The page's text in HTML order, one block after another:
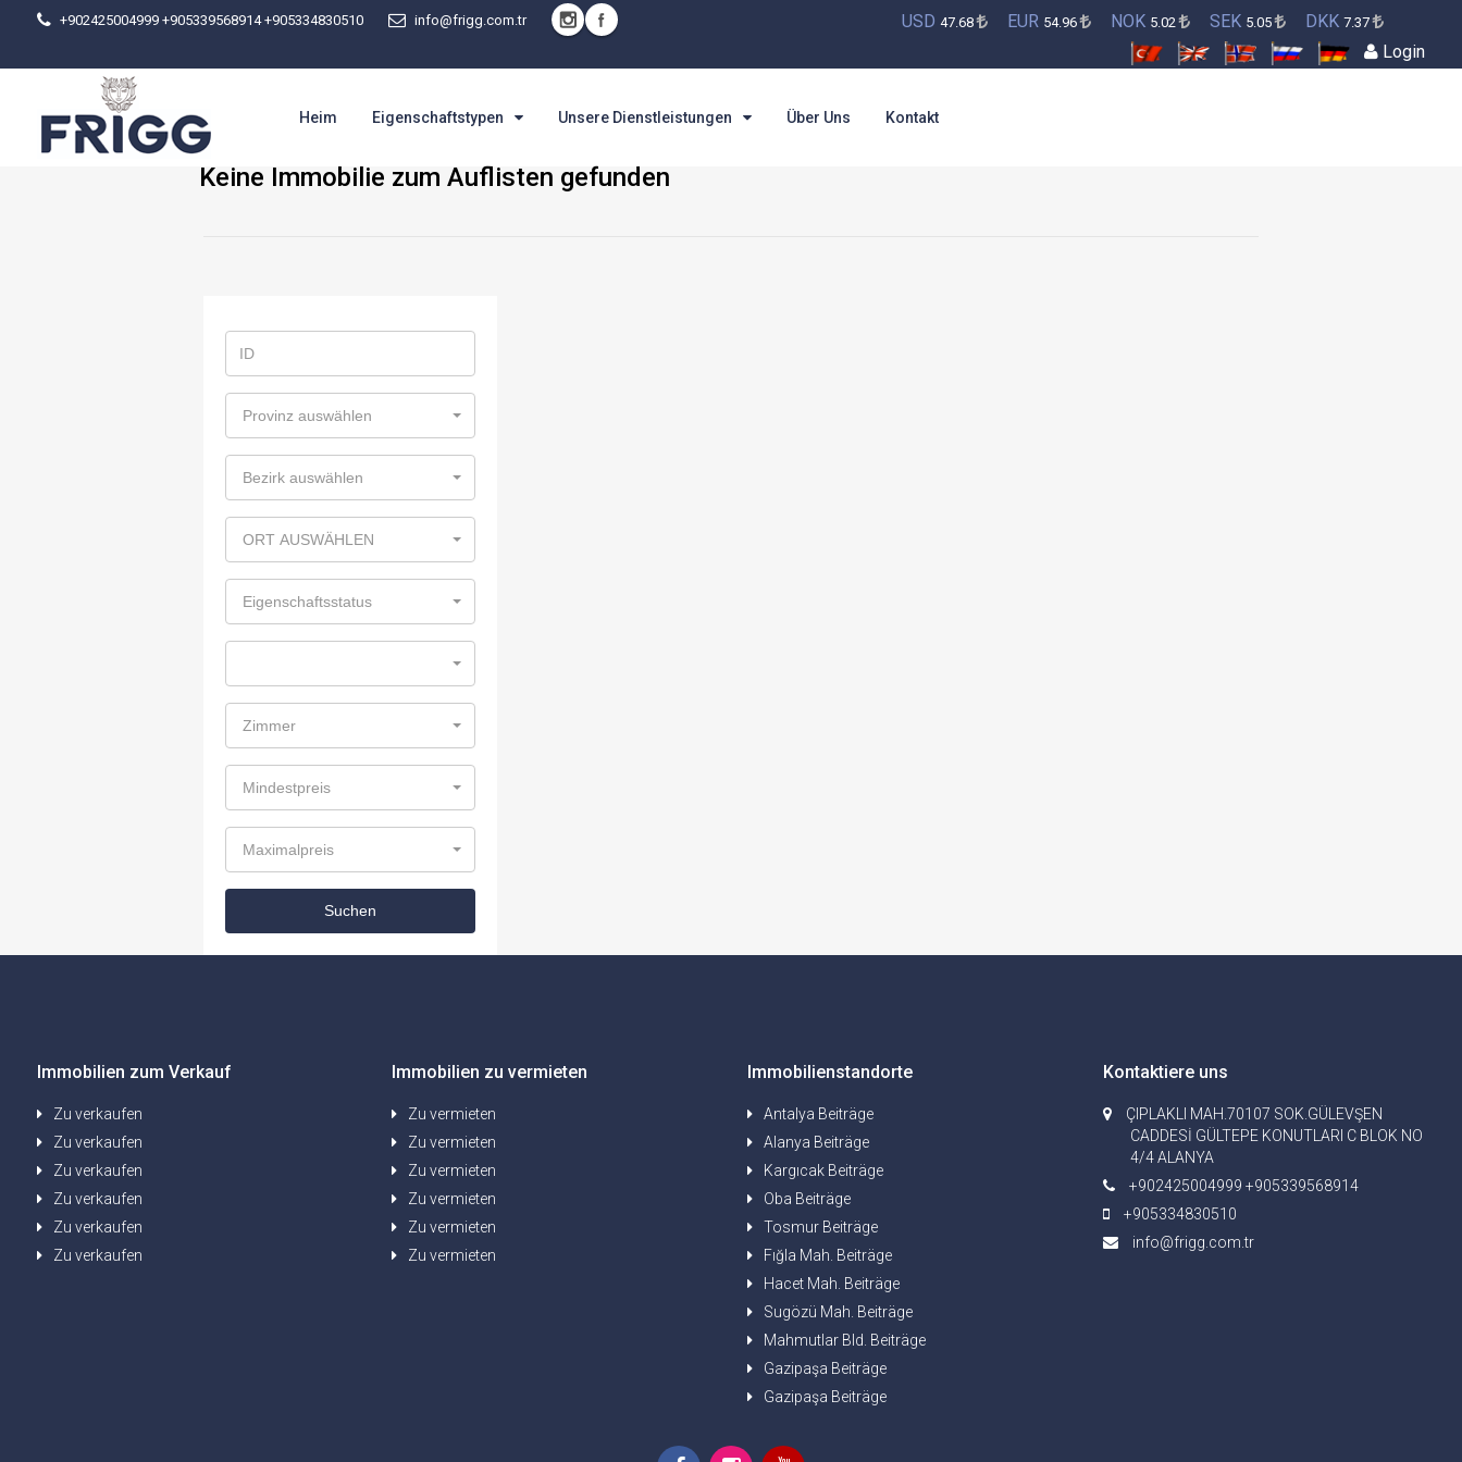
+902425004999 +905339568914 +905334830510 info@frigg.com.tr USD47.68 EUR 54.96 NOK 5.02 SEK 5.05 DKK7.37
Login
Heim Eigenschaftstypen Unsere Dienstleistungen Über Uns Kontakt
Keine Immobilie zum Auflisten gefunden
Provinz auswählen
Bezirk auswählen
ORT AUSWÄHLEN
Eigenschaftsstatus
Zimmer
Mindestpreis
Maximalpreis
Suchen
Immobilien zum Verkauf
Zu verkaufen
Zu verkaufen
Zu verkaufen
Zu verkaufen
Zu verkaufen
Zu verkaufen
Immobilien zu vermieten
Zu vermieten
Zu vermieten
Zu vermieten
Zu vermieten
Zu vermieten
Zu vermieten
Immobilienstandorte
Antalya Beiträge
Alanya Beiträge
Kargıcak Beiträge
Oba Beiträge
Tosmur Beiträge
Fığla Mah. Beiträge
Hacet Mah. Beiträge
Sugözü Mah. Beiträge
Mahmutlar Bld. Beiträge
Gazipaşa Beiträge
Gazipaşa Beiträge
Kontaktiere uns
ÇIPLAKLI MAH.70107 SOK.GÜLEVŞEN
CADDESİ GÜLTEPE KONUTLARI C BLOK NO
4/4 ALANYA
+902425004999 +905339568914
+905334830510
info@frigg.com.tr